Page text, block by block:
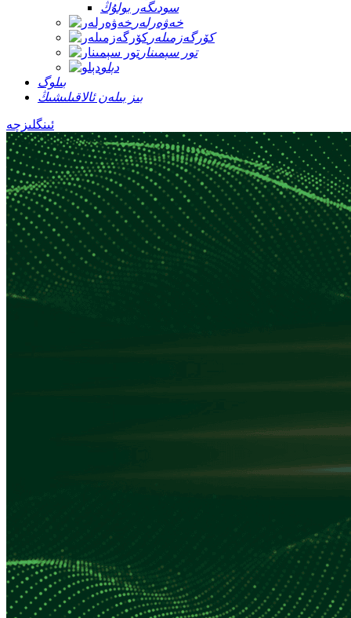
سودىگەر بولۇڭ
خەۋەرلەر
كۆرگەزمىلەر
تور سېمىنار
دېلو
بىلوگ
بىز بىلەن ئالاقىلىشىڭ
ئىنگلىزچە